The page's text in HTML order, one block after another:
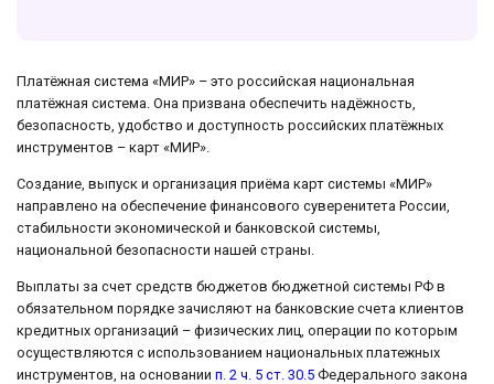
Платёжная система «МИР» – это российская национальная
платёжная система. Она призвана обеспечить надёжность,
безопасность, удобство и доступность российских платёжных
инструментов – карт «МИР».
Создание, выпуск и организация приёма карт системы «МИР»
направлено на обеспечение финансового суверенитета России,
стабильности экономической и банковской системы,
национальной безопасности нашей страны.
Выплаты за счет средств бюджетов бюджетной системы РФ в
обязательном порядке зачисляют на банковские счета клиентов
кредитных организаций – физических лиц, операции по которым
осуществляются с использованием национальных платежных
инструментов, на основании п. 2 ч. 5 ст. 30.5 Федерального закона